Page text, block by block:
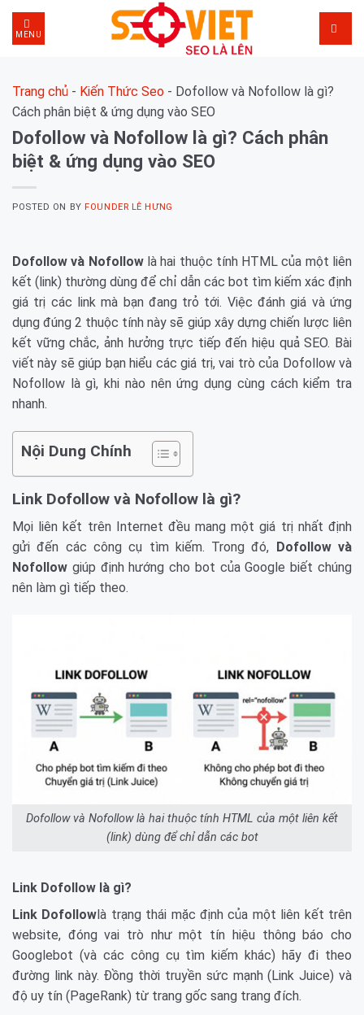
Skip
content
MENU
Trang chủ - Kiến Thức Seo - Dofollow và Nofollow là gì?
Cách phân biệt & ứng dụng vào SEO
Dofollow và Nofollow là gì? Cách phân
biệt & ứng dụng vào SEO
POSTED ON BYFOUNDER LÊ HƯNG
Dofollow và Nofollowlà hai thuộc tính HTML của một liên
kết (link) thường dùng để chỉ dẫn các bot tìm kiếm xác định
giá trị các link mà bạn đang trỏ tới. Việc đánh giá và ứng
dụng đúng 2 thuộc tính này sẽ giúp xây dựng chiến lược liên
kết vững chắc, ảnh hưởng trực tiếp đến hiệu quả SEO. Bài
viết này sẽ giúp bạn hiểu các giá trị, vai trò của Dofollow và
Nofollow là gì, khi nào nên ứng dụng cùng cách kiểm tra
nhanh.
Nội Dung Chính
Link Dofollow và Nofollow là gì?
Mọi liên kết trên Internet đều mang một giá trị nhất định
gửi đến các công cụ tìm kiếm. Trong đó,
Dofollow và
Nofollow giúp định hướng cho bot của Google biết chúng
nên làm gì tiếp theo.
Dofollow và Nofollow là hai thuộc tính HTML của một liên kết
(link) dùng để chỉ dẫn các bot
Link Dofollow là gì?
Link Dofollowlà trạng thái mặc định của một liên kết trên
website, đóng vai trò như một tín hiệu thông báo cho
Googlebot (và các công cụ tìm kiếm khác) hãy đi theo
đường link này. Đồng thời truyền sức mạnh (Link Juice) và
độ uy tín (PageRank) từ trang gốc sang trang đích.